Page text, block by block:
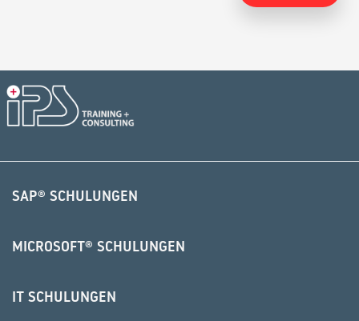
SAP® SCHULUNGEN
MICROSOFT® SCHULUNGEN
IT SCHULUNGEN